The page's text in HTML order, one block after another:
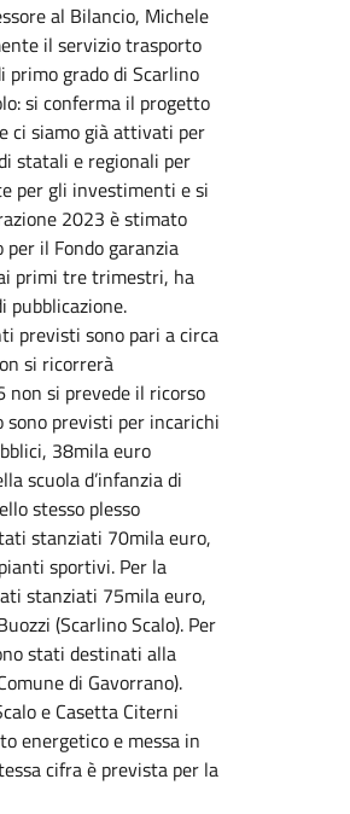
al Bilancio, Michele
il servizio trasporto
grado di Scarlino
si conferma il progetto
ci siamo già attivati per
statali e regionali per
per gli investimenti e si
2023 è stimato
il Fondo garanzia
primi tre trimestri, ha
pubblicazione.
previsti sono pari a circa
si ricorrerà
non si prevede il ricorso
previsti per incarichi
38mila euro
scuola d’infanzia di
stesso plesso
stanziati 70mila euro,
sportivi. Per la
stanziati 75mila euro,
(Scarlino Scalo). Per
stati destinati alla
di Gavorrano).
e Casetta Citerni
energetico e messa in
cifra è prevista per la